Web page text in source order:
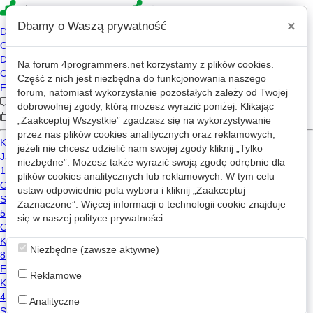
TS
Wiadomość
twoj_stary_pijany
dziś, 09:57
2019-08-06 17:22
29,137 wizyt
Wpisy twoj_stary_pijany na mikroblogu
twoj_stary_pijany
Przychodzi ChatGPT na rozmowę o pracę.
Dbamy o Waszą prywatność ×
Na forum 4programmers.net korzystamy z plików cookies.
Część z nich jest niezbędna do funkcjonowania naszego
forum, natomiast wykorzystanie pozostałych zależy od Twojej
dobrowolnej zgody, którą możesz wyrazić poniżej. Klikając
„Zaakceptuj Wszystkie” zgadzasz się na wykorzystywanie
przez nas plików cookies analitycznych oraz reklamowych,
jeżeli nie chcesz udzielić nam swojej zgody kliknij „Tylko
niezbędne”. Możesz także wyrazić swoją zgodę odrębnie dla
plików cookies analitycznych lub reklamowych. W tym celu
ustaw odpowiednio pola wyboru i kliknij „Zaakceptuj
Zaznaczone”. Więcej informacji o technologii cookie znajduje
się w naszej polityce prywatności.
Niezbędne (zawsze aktywne)
Reklamowe
Analityczne